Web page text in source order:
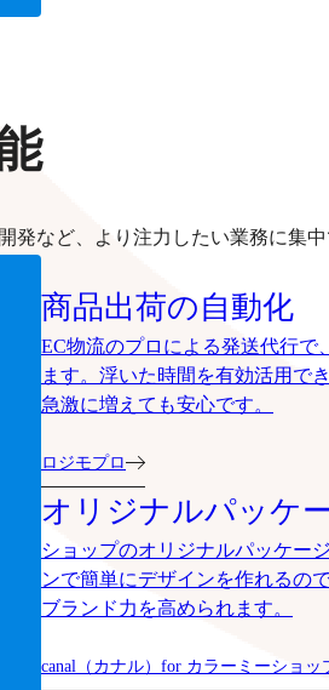
など、より注力したい業務に集中
商品出荷の自動化
EC物流のプロによる発送代行で
ます。浮いた時間を有効活用で
急激に増えても安心です。
ロジモプロ
オリジナルパッケ
ショップのオリジナルパッケー
ンで簡単にデザインを作れるの
ブランド力を高められます。
canal（カナル）for カラーミーショッ